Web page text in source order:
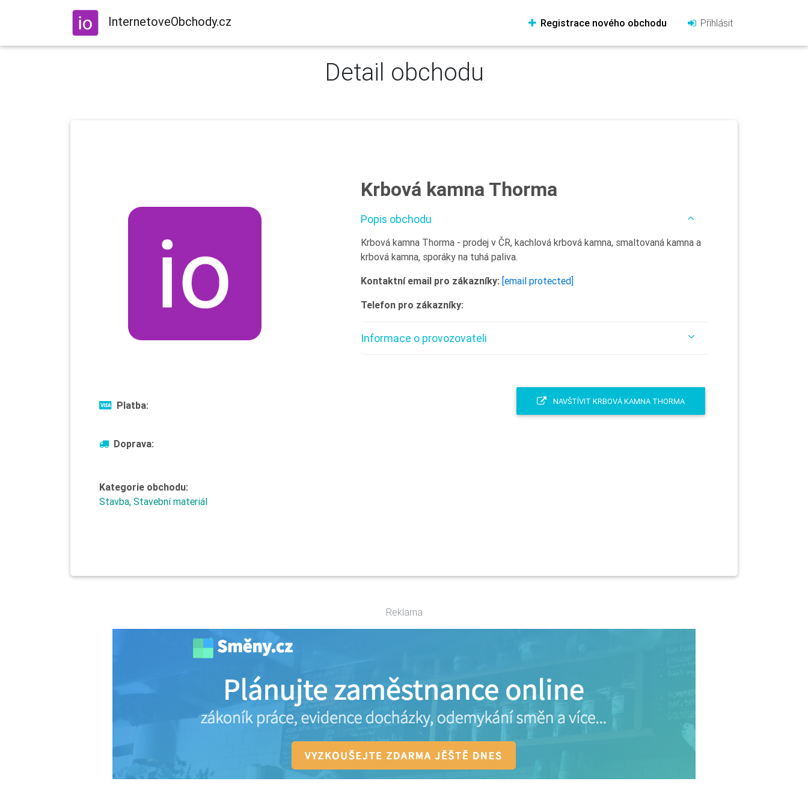
InternetoveObchody.cz Registrace nového obchodu Přihlásit
Detail obchodu
Platba:
Doprava:
Kategorie obchodu:
Stavba, Stavební materiál
Krbová kamna Thorma
Popis obchodu
Krbová kamna Thorma - prodej v ČR, kachlová krbová kamna, smaltovaná kamna a
krbová kamna, sporáky na tuhá paliva.
Kontaktní email pro zákazníky: [email protected]
Telefon pro zákazníky:
Informace o provozovateli
NAVŠTÍVIT KRBOVÁ KAMNA THORMA
Reklama